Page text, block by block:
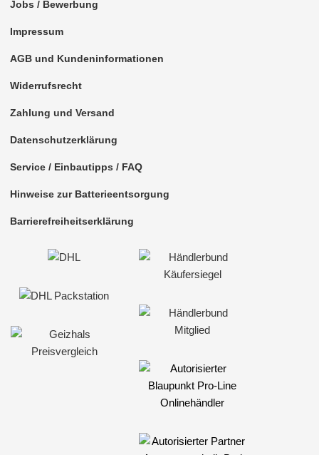
Jobs / Bewerbung
Impressum
AGB und Kundeninformationen
Widerrufsrecht
Zahlung und Versand
Datenschutzerklärung
Service / Einbautipps / FAQ
Hinweise zur Batterieentsorgung
Barrierefreiheitserklärung